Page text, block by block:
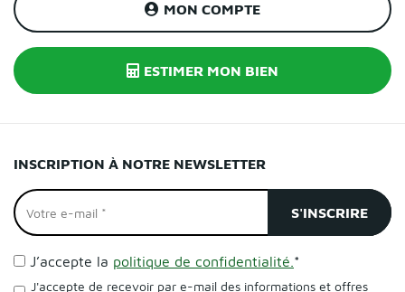
MON COMPTE
ESTIMER MON BIEN
INSCRIPTION À NOTRE NEWSLETTER
J’accepte la politique de confidentialité. *
J'accepte de recevoir par e-mail des informations et offres